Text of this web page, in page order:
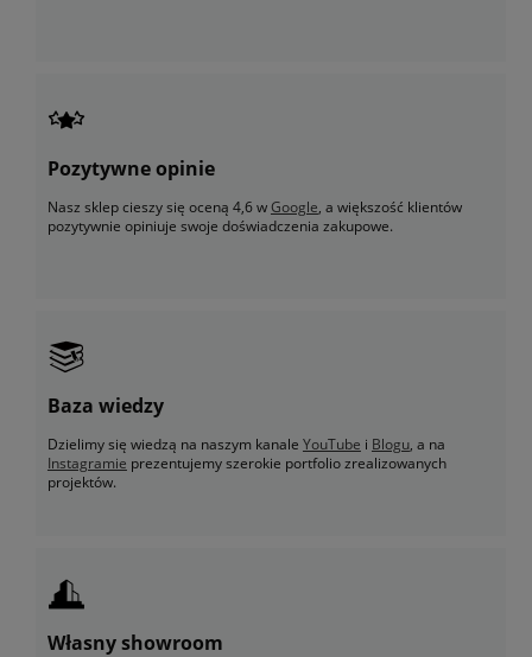
Pozytywne opinie
Nasz sklep cieszy się oceną 4,6 wGoogle, a większość klientów
pozytywnie opiniuje swoje doświadczenia zakupowe.
Baza wiedzy
Dzielimy się wiedzą na naszym kanale YouTube i Blogu, a na
Instagramie prezentujemy szerokie portfolio zrealizowanych
projektów.
Własny showroom